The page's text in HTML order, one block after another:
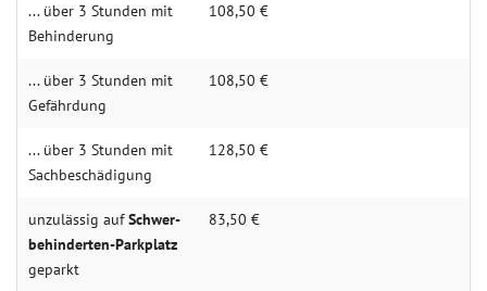
... über 3 Stunden mit
Behin­­derung
108,50 €
... über 3 Stunden mit
Gefähr­dung
108,50 €
... über 3 Stunden mit
Sachbe­schädigung
128,50 €
unzulässig aufSchwer­­
be­hinder­­ten-Park­­platz
geparkt
83,50 €